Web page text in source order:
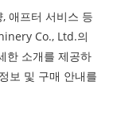
애프터 서비스 등
Co., Ltd.의
한 소개를 제공하
보 및 구매 안내를